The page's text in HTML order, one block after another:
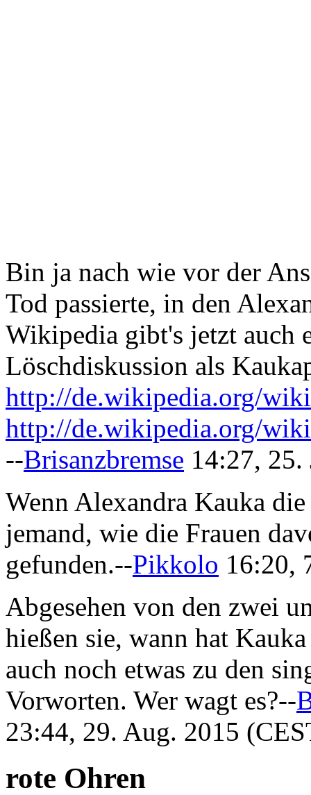
Bin ja nach wie vor der
Tod passierte, in den
Wikipedia gibt's jetzt auch
Löschdiskussion als
http://de.wikipedia.org/
http://de.wikipedia.org/
--Brisanzbremse 14:27,
Wenn Alexandra Kauka
jemand, wie die Frauen
gefunden.--Pikkolo 16:20,
Abgesehen von den zwei
hießen sie, wann hat
auch noch etwas zu den
Vorworten. Wer wagt es?--
23:44, 29. Aug. 2015
rote Ohren